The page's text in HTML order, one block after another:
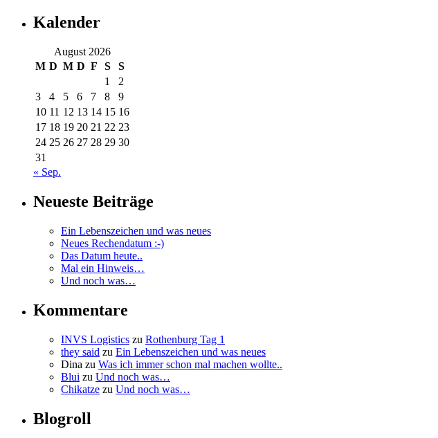
Kalender
August 2026
M D M D F S
S
1
2
3
4 5 6 7 8
9
10 11 12 13 14 15 16
17 18 19 20 21 22 23
24 25 26 27 28 29 30
31
« Sep.
Neueste Beiträge
Ein Lebenszeichen und was neues
Neues Rechendatum :-)
Das Datum heute..
Mal ein Hinweis…
Und noch was…
Kommentare
INVS Logistics zu Rothenburg Tag 1
they said zu Ein Lebenszeichen und was neues
Dina zu Was ich immer schon mal machen wollte..
Blui zu Und noch was…
Chikatze zu Und noch was…
Blogroll